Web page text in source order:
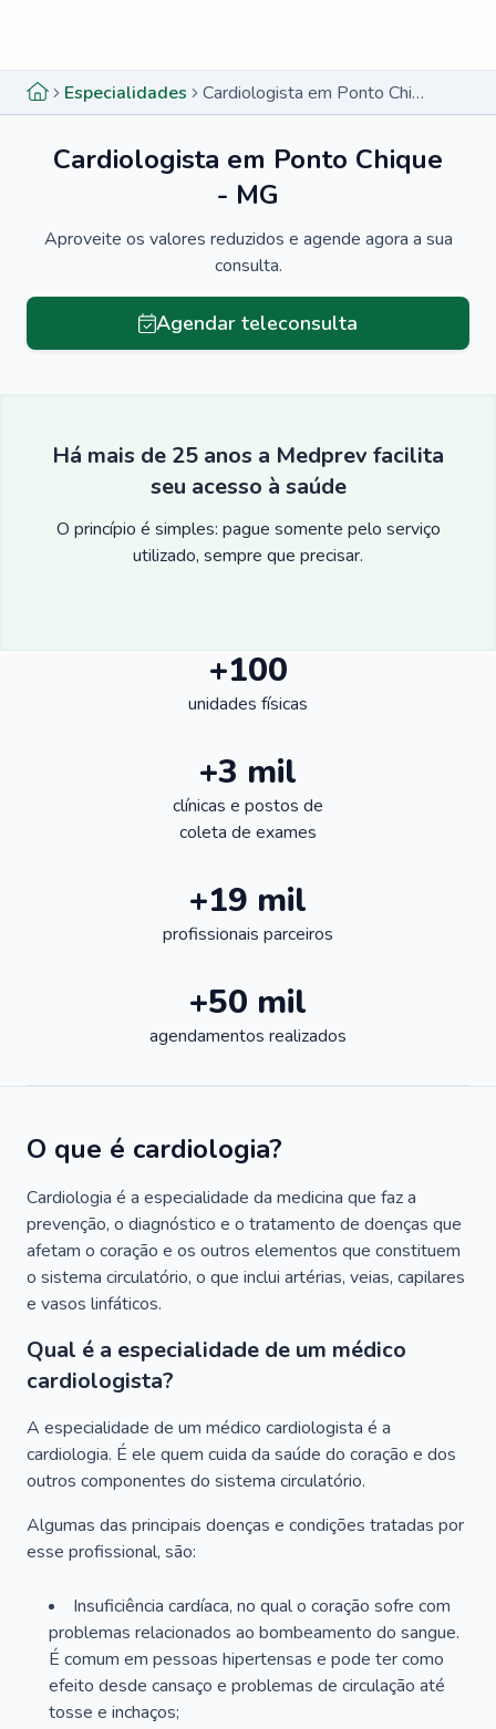
Especialidades Cardiologista em Ponto Chique - MG
Cardiologista em Ponto Chique
- MG
Aproveite os valores reduzidos e agende agora a sua
consulta.
Agendar teleconsulta
Há mais de 25 anos a Medprev facilita
seu acesso à saúde
O princípio é simples: pague somente pelo serviço
utilizado, sempre que precisar.
+100
unidades físicas
+3 mil
clínicas e postos de
coleta de exames
+19 mil
profissionais parceiros
+50 mil
agendamentos realizados
O que é cardiologia?
Cardiologia é a especialidade da medicina que faz a
prevenção, o diagnóstico e o tratamento de doenças que
afetam o coração e os outros elementos que constituem
o sistema circulatório, o que inclui artérias, veias, capilares
e vasos linfáticos.
Qual é a especialidade de um médico
cardiologista?
A especialidade de um médico cardiologista é a
cardiologia. É ele quem cuida da saúde do coração e dos
outros componentes do sistema circulatório.
Algumas das principais doenças e condições tratadas por
esse profissional, são:
Insuficiência cardíaca, no qual o coração sofre com
problemas relacionados ao bombeamento do sangue.
É comum em pessoas hipertensas e pode ter como
efeito desde cansaço e problemas de circulação até
tosse e inchaços;